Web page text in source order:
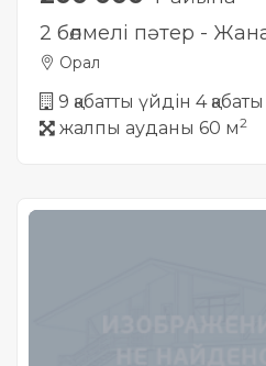
2 бөлмелі пәтер -
Орал
9 қабатты үйдін 4 қабаты
жалпы ауданы 60 м2